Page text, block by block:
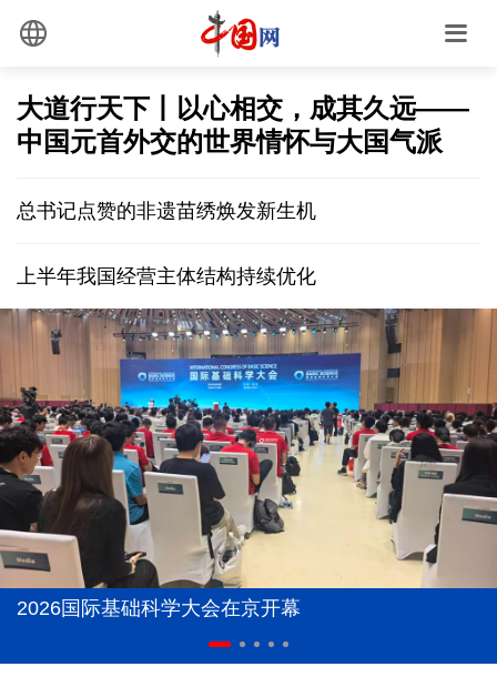
大道行天下丨以心相交，成其久远——
中国元首外交的世界情怀与大国气派
总书记点赞的非遗苗绣焕发新生机
上半年我国经营主体结构持续优化
2026国际基础科学大会在京开幕